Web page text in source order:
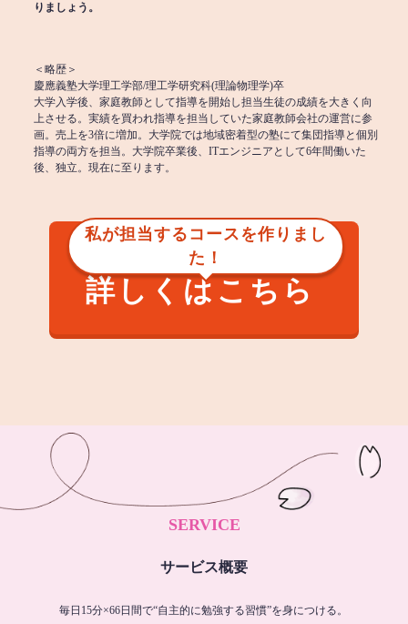
りましょう。
＜略歴＞
慶應義塾大学理工学部/理工学研究科(理論物理学)卒
大学入学後、家庭教師として指導を開始し担当生徒の成績を大きく向
上させる。実績を買われ指導を担当していた家庭教師会社の運営に参
画。売上を3倍に増加。大学院では地域密着型の塾にて集団指導と個別
指導の両方を担当。大学院卒業後、ITエンジニアとして6年間働いた
後、独立。現在に至ります。
私が担当するコースを作りまし
た！
詳しくはこちら
SERVICE
サービス概要
毎日15分×66日間で“自主的に勉強する習慣”を身につける。